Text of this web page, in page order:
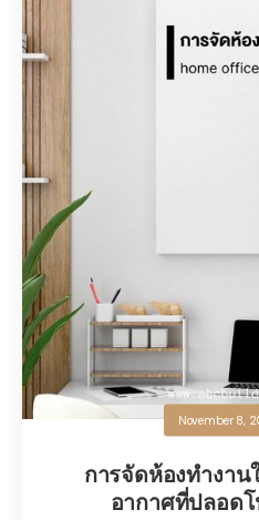
November 8,
การจัดห้องทำงา
อากาศที่ปลอด